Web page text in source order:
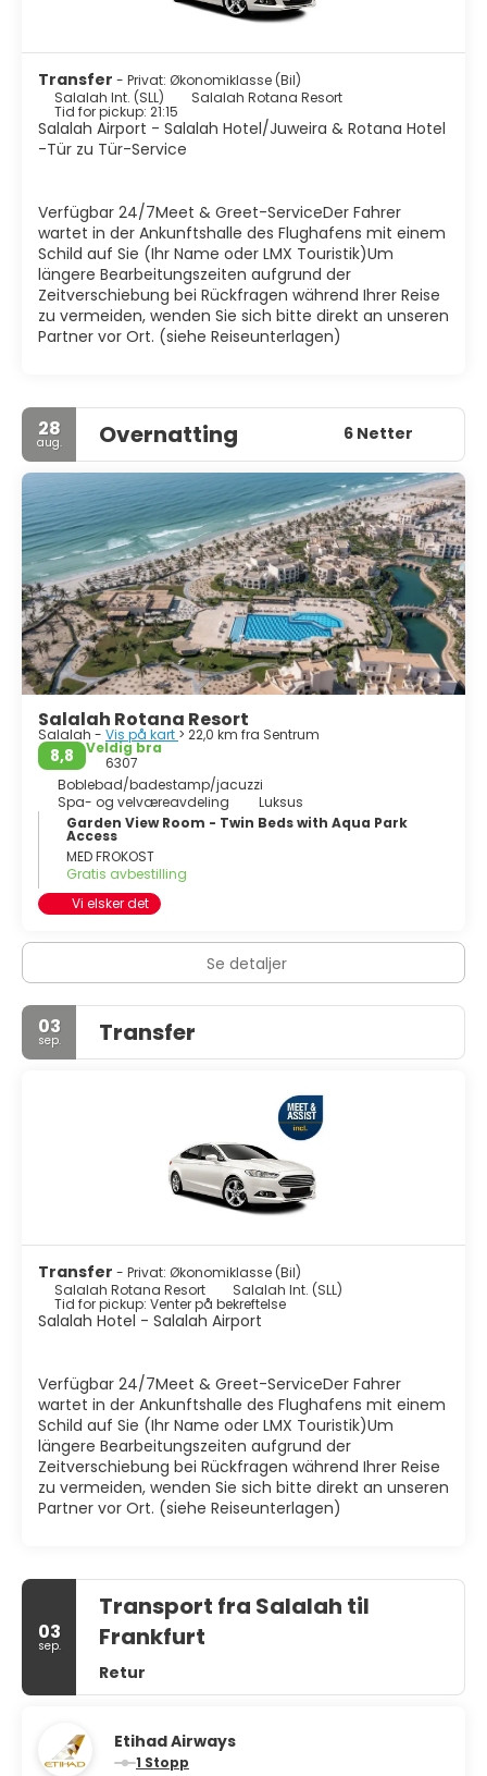
Transfer - Privat: Økonomiklasse (Bil)
Salalah Int. (SLL)
Salalah Rotana Resort
Tid for pickup: 21:15
Salalah Airport - Salalah Hotel/Juweira & Rotana Hotel
-Tür zu Tür-Service
Verfügbar 24/7Meet & Greet-ServiceDer Fahrer
wartet in der Ankunftshalle des Flughafens mit einem
Schild auf Sie (Ihr Name oder LMX Touristik)Um
längere Bearbeitungszeiten aufgrund der
Zeitverschiebung bei Rückfragen während Ihrer Reise
zu vermeiden, wenden Sie sich bitte direkt an unseren
Partner vor Ort. (siehe Reiseunterlagen)
28
aug. Overnatting 6 Netter
Salalah Rotana Resort
Salalah - Vis på kart > 22,0 km fra Sentrum
8,8
Veldig bra
6307
Boblebad/badestamp/jacuzzi
Spa- og velværeavdeling
Luksus
Garden View Room - Twin Beds with Aqua Park
Access
MED FROKOST
Gratis avbestilling
Vi elsker det
Se detaljer
03
sep. Transfer
Transfer - Privat: Økonomiklasse (Bil)
Salalah Rotana Resort
Salalah Int. (SLL)
Tid for pickup: Venter på bekreftelse
Salalah Hotel - Salalah Airport
Verfügbar 24/7Meet & Greet-ServiceDer Fahrer
wartet in der Ankunftshalle des Flughafens mit einem
Schild auf Sie (Ihr Name oder LMX Touristik)Um
längere Bearbeitungszeiten aufgrund der
Zeitverschiebung bei Rückfragen während Ihrer Reise
zu vermeiden, wenden Sie sich bitte direkt an unseren
Partner vor Ort. (siehe Reiseunterlagen)
03
sep.
Transport fra Salalah til
Frankfurt
Retur
Etihad Airways
1 Stopp